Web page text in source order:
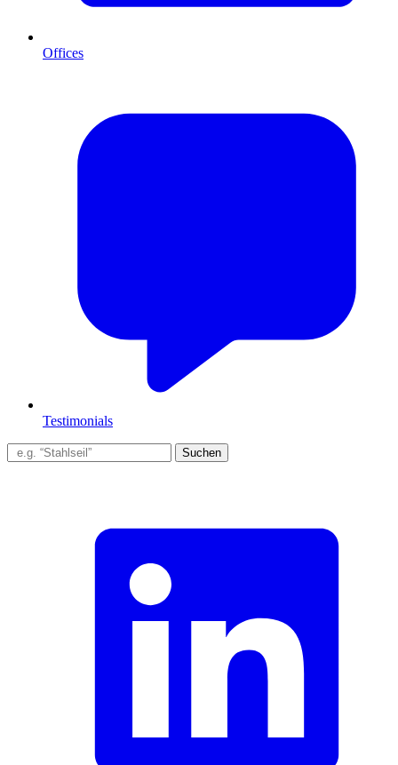
Offices
Testimonials
Suchen